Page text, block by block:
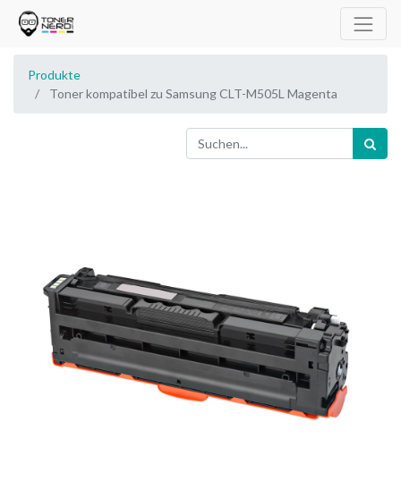
Produkte
Toner kompatibel zu Samsung CLT-M505L Magenta